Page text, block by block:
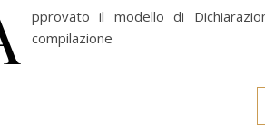
pprovato il modello di
compilazione